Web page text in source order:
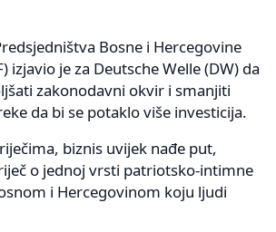
Bosne i Hercegovine
izjavio je za Deutsche Welle (DW) da
zakonodavni okvir i smanjiti
da bi se potaklo više investicija.
biznis uvijek nađe put,
o jednoj vrsti patriotsko-intimne
i Hercegovinom koju ljudi